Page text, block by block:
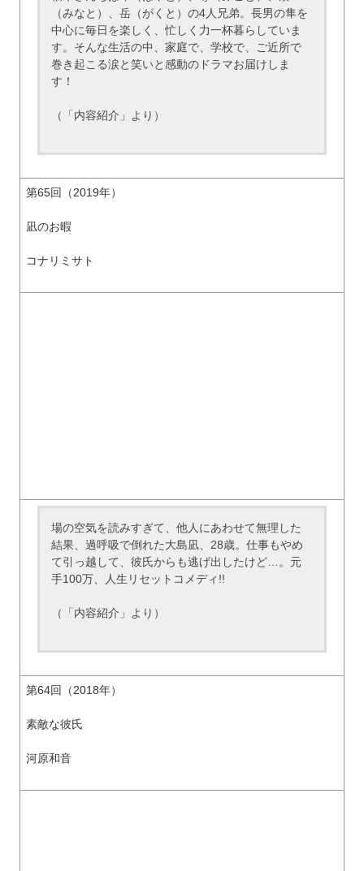
（みなと）、岳（がくと）の4人兄弟。長男の隼を
中心に毎日を楽しく、忙しく力一杯暮らしていま
す。そんな生活の中、家庭で、学校で、ご近所で
巻き起こる涙と笑いと感動のドラマお届けしま
す！
（「内容紹介」より）
第65回（2019年）
凪のお暇
コナリミサト
場の空気を読みすぎて、他人にあわせて無理した
結果、過呼吸で倒れた大島凪、28歳。仕事もやめ
て引っ越して、彼氏からも逃げ出したけど…。元
手100万、人生リセットコメディ!!
（「内容紹介」より）
第64回（2018年）
素敵な彼氏
河原和音